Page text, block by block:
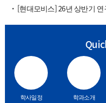
학사일정 학과소개